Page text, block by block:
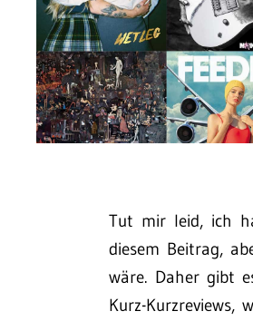
Tut mir leid, ich
diesem Beitrag,
wäre. Daher gibt
Kurz-Kurzreviews,